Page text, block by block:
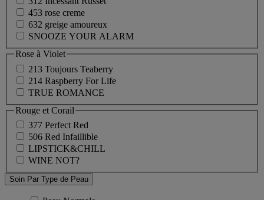
453 rose creme
632 greige amoureux
SNOOZE YOUR ALARM
Rose à Violet
213 Toujours Teaberry
214 Raspberry For Life
TRUE ROMANCE
Rouge et Corail
377 Perfect Red
506 Red Infaillible
LIPSTICK&CHILL
WINE NOT?
Soin Par Type de Peau